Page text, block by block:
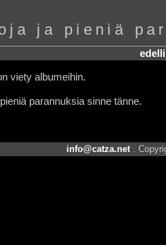
ja pieniä
viety albumeihin.
parannuksia sinne tänne.
info@catza.net.